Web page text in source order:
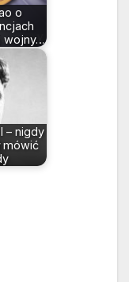
o
wojny…
– nigdy
mówić